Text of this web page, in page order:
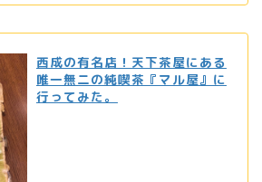
西成の有名店！天下茶屋にある
唯一無二の純喫茶『マル屋』に
行ってみた。